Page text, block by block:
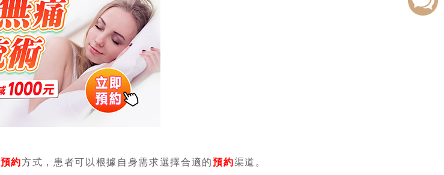
預約方式，患者可以根據自身需求選擇合適的預約渠道。